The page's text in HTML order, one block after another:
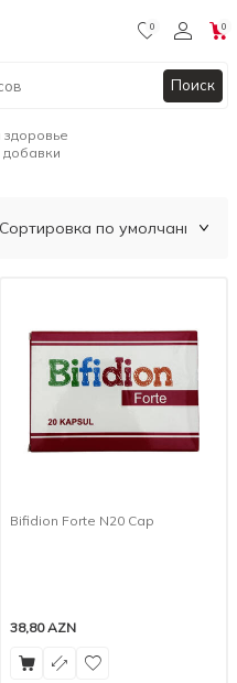
Поиск
0 0
здоровье
Bifidion Forte N20 Cap
38,80AZN